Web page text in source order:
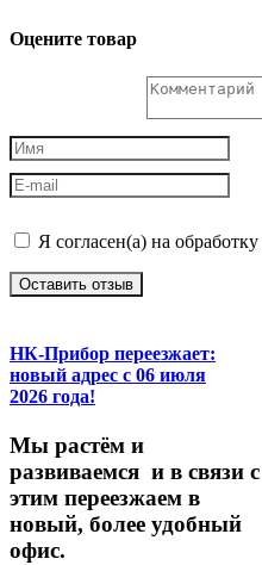
Оцените товар
Я согласен(а) на
Оставить отзыв
НК-Прибор переезжает:
новый адрес с 06 июля
2026 года!
Мы растём и
развиваемся и в связи с
этим переезжаем в
новый, более удобный
офис.